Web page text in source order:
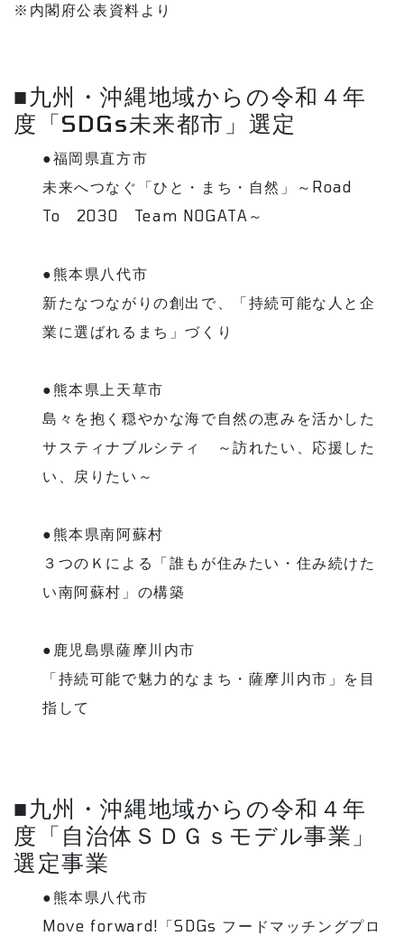
※内閣府公表資料より
■九州・沖縄地域からの令和４年
度「SDGs未来都市」選定
●福岡県直方市
未来へつなぐ「ひと・まち・自然」～Road
To 2030 Team NOGATA～
●熊本県八代市
新たなつながりの創出で、「持続可能な人と企
業に選ばれるまち」づくり
●熊本県上天草市
島々を抱く穏やかな海で自然の恵みを活かした
サスティナブルシティ ～訪れたい、応援した
い、戻りたい～
●熊本県南阿蘇村
３つのＫによる「誰もが住みたい・住み続けた
い南阿蘇村」の構築
●鹿児島県薩摩川内市
「持続可能で魅力的なまち・薩摩川内市」を目
指して
■九州・沖縄地域からの令和４年
度「自治体ＳＤＧｓモデル事業」
選定事業
●熊本県八代市
Move forward!「SDGs フードマッチングプロ